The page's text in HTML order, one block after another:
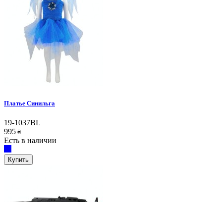
Платье Синильга
19-1037BL
995 ₴
Есть в наличии
Купить